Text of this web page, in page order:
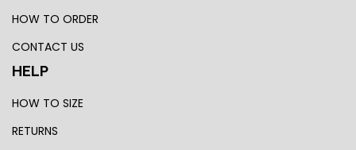
HOW TO ORDER
CONTACT US
HELP
HOW TO SIZE
RETURNS